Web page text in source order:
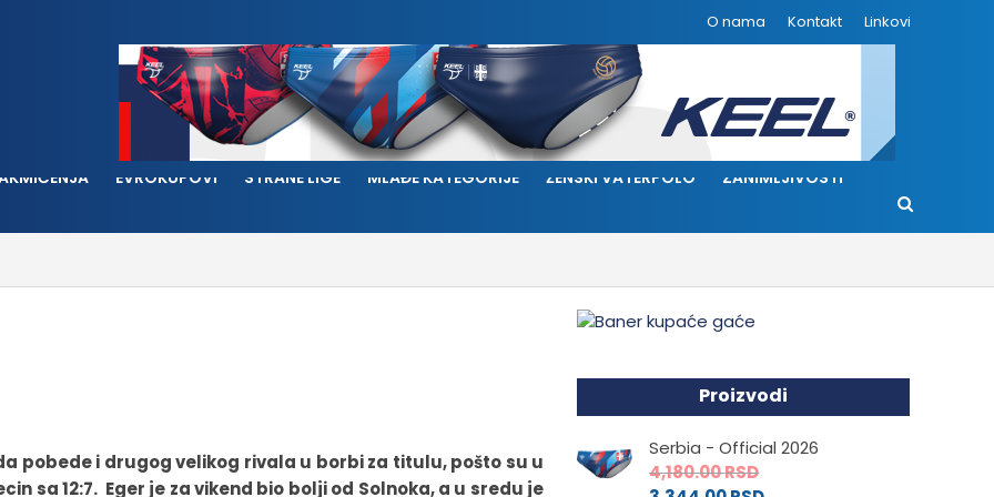
O nama Kontakt Linkovi
EVROKUPOVI STRANE LIGE MLAĐE KATEGORIJE ŽENSKI VATERPOLO ZANIMLJIVOSTI
pobede i drugog velikog rivala u borbi za titulu, pošto su u
sa 12:7. Eger je za vikend bio bolji od Solnoka, a u sredu je
Proizvodi
Serbia - Official 2026
4,180.00RSD